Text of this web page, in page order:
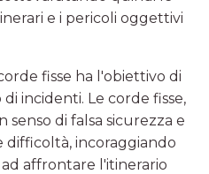
e i pericoli oggettivi
fisse ha l'obiettivo di
incidenti. Le corde fisse,
di falsa sicurezza e
incoraggiando
affrontare l'itinerario